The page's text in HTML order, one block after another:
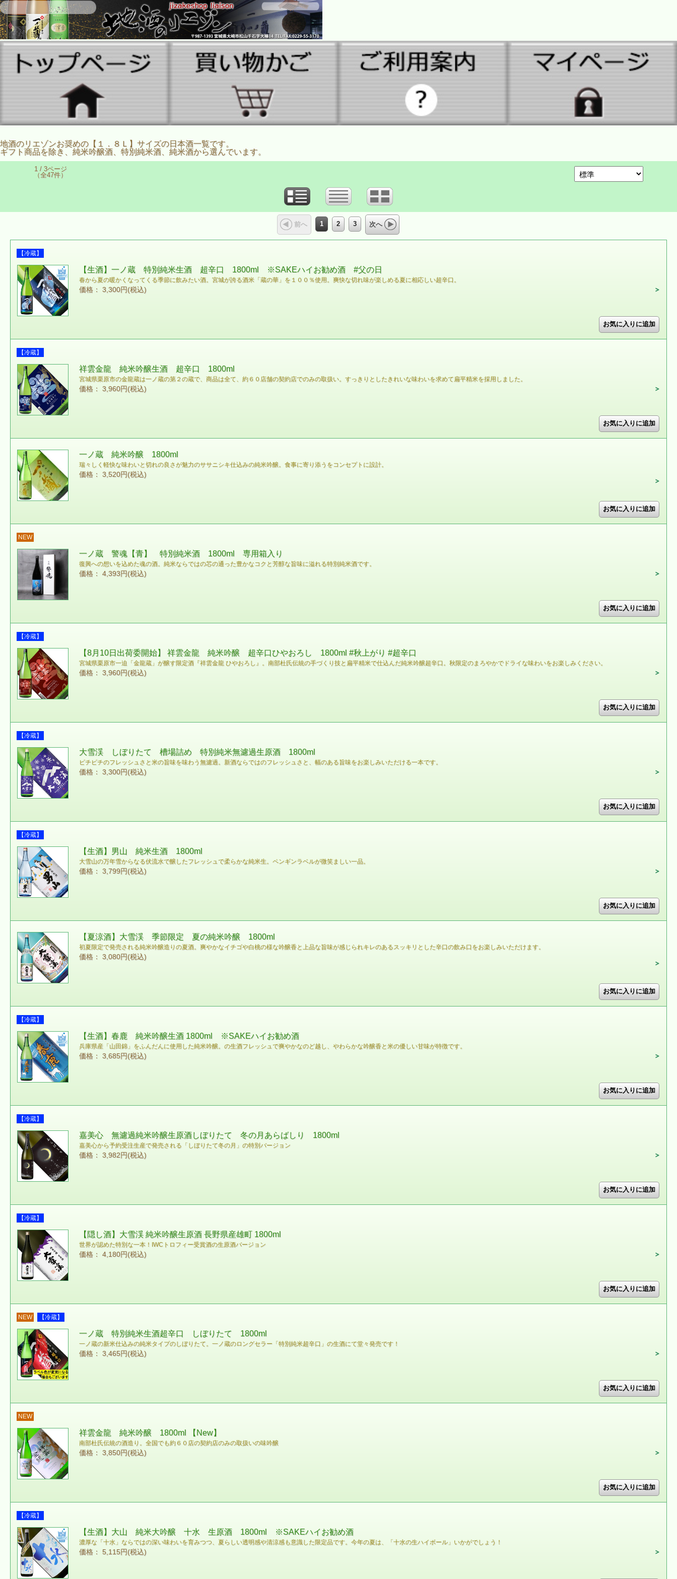
地酒のリエゾンお奨めの【１．８Ｌ】サイズの日本酒一覧です。
ギフト商品を除き、純米吟醸酒、特別純米酒、純米酒から選んでいます。
1 / 3ページ
（全47件）
前へ 1 2 3 次へ
【冷蔵】
【生酒】一ノ蔵 特別純米生酒 超辛口 1800ml ※SAKEハイお勧め酒 #父の日
春から夏の暖かくなってくる季節に飲みたい酒。宮城が誇る酒米「蔵の華」を１００％使用。爽快な切れ味が楽しめる夏に相応しい超辛口。
価格： 3,300円(税込)
【冷蔵】
祥雲金龍 純米吟醸生酒 超辛口 1800ml
宮城県栗原市の金龍蔵は一ノ蔵の第２の蔵で、商品は全て、約６０店舗の契約店でのみの取扱い。すっきりとしたきれいな味わいを求めて扁平精米を採用しました。
価格： 3,960円(税込)
一ノ蔵 純米吟醸 1800ml
瑞々しく軽快な味わいと切れの良さが魅力のササニシキ仕込みの純米吟醸。食事に寄り添うをコンセプトに設計。
価格： 3,520円(税込)
NEW
一ノ蔵 警魂【青】 特別純米酒 1800ml 専用箱入り
復興への想いを込めた魂の酒。純米ならではの芯の通った豊かなコクと芳醇な旨味に溢れる特別純米酒です。
価格： 4,393円(税込)
【冷蔵】
【8月10日出荷委開始】 祥雲金龍 純米吟醸 超辛口ひやおろし 1800ml #秋上がり #超辛口
宮城県栗原市一迫「金龍蔵」が醸す限定酒『祥雲金龍 ひやおろし』。南部杜氏伝統の手づくり技と扁平精米で仕込んだ純米吟醸超辛口。秋限定のまろやかでドライな味わいをお楽しみください。
価格： 3,960円(税込)
【冷蔵】
大雪渓 しぼりたて 槽場詰め 特別純米無濾過生原酒 1800ml
ピチピチのフレッシュさと米の旨味を味わう無濾過。新酒ならではのフレッシュさと、幅のある旨味をお楽しみいただける一本です。
価格： 3,300円(税込)
【冷蔵】
【生酒】男山 純米生酒 1800ml
大雪山の万年雪からなる伏流水で醸したフレッシュで柔らかな純米生。ペンギンラベルが微笑ましい一品。
価格： 3,799円(税込)
【夏涼酒】大雪渓 季節限定 夏の純米吟醸 1800ml
初夏限定で発売される純米吟醸造りの夏酒。爽やかなイチゴや白桃の様な吟醸香と上品な旨味が感じられキレのあるスッキリとした辛口の飲み口をお楽しみいただけます。
価格： 3,080円(税込)
【冷蔵】
【生酒】春鹿 純米吟醸生酒 1800ml ※SAKEハイお勧め酒
兵庫県産「山田錦」をふんだんに使用した純米吟醸。の生酒フレッシュで爽やかなのど越し、やわらかな吟醸香と米の優しい甘味が特徴です。
価格： 3,685円(税込)
【冷蔵】
嘉美心 無濾過純米吟醸生原酒しぼりたて 冬の月あらばしり 1800ml
嘉美心から予約受注生産で発売される「しぼりたて冬の月」の特別バージョン
価格： 3,982円(税込)
【冷蔵】
【隠し酒】大雪渓 純米吟醸生原酒 長野県産雄町 1800ml
世界が認めた特別な一本！IWCトロフィー受賞酒の生原酒バージョン
価格： 4,180円(税込)
NEW 【冷蔵】
一ノ蔵 特別純米生酒超辛口 しぼりたて 1800ml
一ノ蔵の新米仕込みの純米タイプのしぼりたて。一ノ蔵のロングセラー「特別純米超辛口」の生酒にて堂々発売です！
価格： 3,465円(税込)
NEW
祥雲金龍 純米吟醸 1800ml 【New】
南部杜氏伝統の酒造り。全国でも約６０店の契約店のみの取扱いの味吟醸
価格： 3,850円(税込)
【冷蔵】
【生酒】大山 純米大吟醸 十水 生原酒 1800ml ※SAKEハイお勧め酒
濃厚な「十水」ならではの深い味わいを育みつつ、夏らしい透明感や清涼感も意識した限定品です。今年の夏は、「十水の生ハイボール」いかがでしょう！
価格： 5,115円(税込)